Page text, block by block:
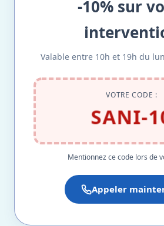
-10% sur
Valable entre 10h et 19h du
VOTRE CODE :
SANI-
Mentionnez ce code lors de
Appeler